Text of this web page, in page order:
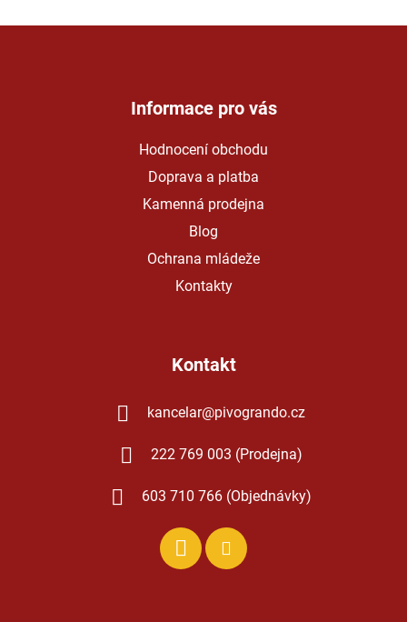
Informace pro vás
Hodnocení obchodu
Doprava a platba
Kamenná prodejna
Blog
Ochrana mládeže
Kontakty
Kontakt
kancelar@pivogrando.cz
222 769 003 (Prodejna)
603 710 766 (Objednávky)